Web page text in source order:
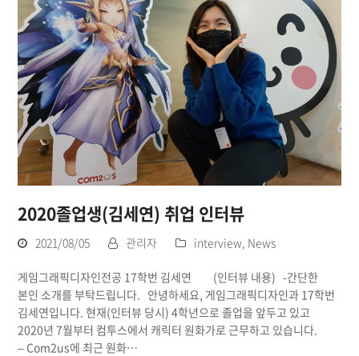
2020졸업생(김세연) 취업 인터뷰
2021/08/05 관리자 interview News
게임그래픽디자인전공 17학번 김세연 (인터뷰 내용) -간단한
본인 소개를 부탁드립니다. 안녕하세요, 게임그래픽디자인과 17학번
김세연입니다. 현재(인터뷰 당시) 4학년으로 졸업을 앞두고 있고
2020년 7월부터 컴투스에서 캐릭터 원화가로 근무하고 있습니다.
– Com2us에 최근 원화…